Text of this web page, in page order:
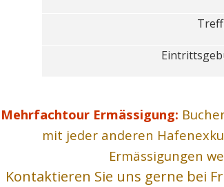
Mehrfachtour Ermässigung:
mit jeder anderen
Ermässigungen
Kontaktieren Sie uns gerne bei